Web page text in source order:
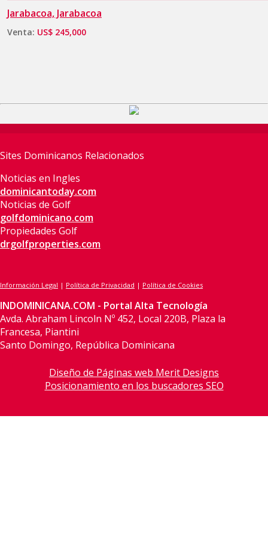
Jarabacoa, Jarabacoa
Venta: US$ 245,000
Sites Dominicanos Relacionados
Noticias en Ingles
dominicantoday.com
Noticias de Golf
golfdominicano.com
Propiedades Golf
drgolfproperties.com
Información Legal | Política de Privacidad | Política de Cookies
INDOMINICANA.COM - Portal Alta Tecnología
Avda. Abraham Lincoln Nº 452, Local 220B, Plaza la
Francesa, Piantini
Santo Domingo, República Dominicana
Diseño de Páginas web Merit Designs
Posicionamiento en los buscadores SEO